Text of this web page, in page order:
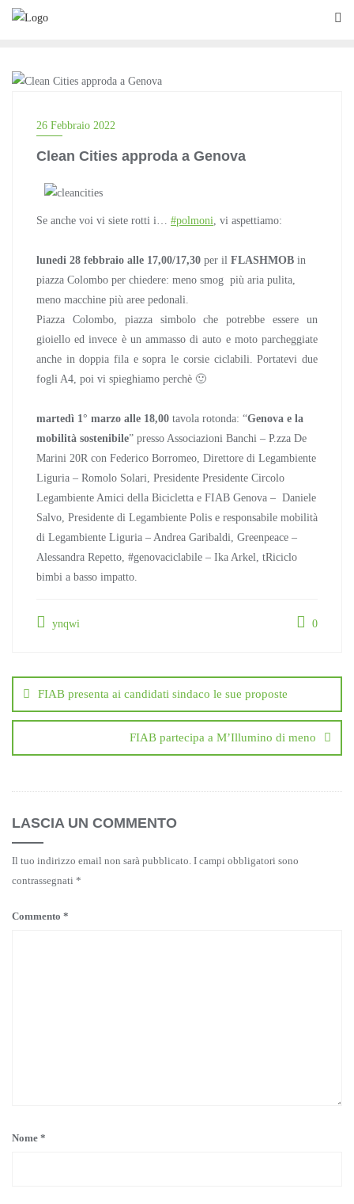
Skip
26 Febbraio 2022
Clean Cities approda a Genova
Se anche voi vi siete rotti i… #polmoni, vi aspettiamo:
lunedi 28 febbraio alle 17,00/17,30 per il FLASHMOB in
piazza Colombo per chiedere: meno smog più aria pulita,
meno macchine più aree pedonali.
Piazza Colombo, piazza simbolo che potrebbe essere un
gioiello ed invece è un ammasso di auto e moto parcheggiate
anche in doppia fila e sopra le corsie ciclabili. Portatevi due
fogli A4, poi vi spieghiamo perchè 🙂
martedì 1° marzo alle 18,00 tavola rotonda: “Genova e la
mobilità sostenibile” presso Associazioni Banchi – P.zza De
Marini 20R con Federico Borromeo, Direttore di Legambiente
Liguria – Romolo Solari, Presidente Presidente Circolo
Legambiente Amici della Bicicletta e FIAB Genova – Daniele
Salvo, Presidente di Legambiente Polis e responsabile mobilità
di Legambiente Liguria – Andrea Garibaldi, Greenpeace –
Alessandra Repetto, #genovaciclabile – Ika Arkel, tRiciclo
bimbi a basso impatto.
ynqwi 0
articoli
FIAB presenta ai candidati sindaco le sue proposte
FIAB partecipa a M’Illumino di meno
LASCIA UN COMMENTO
Il tuo indirizzo email non sarà pubblicato. I campi obbligatori sono
contrassegnati *
Commento *
Nome *